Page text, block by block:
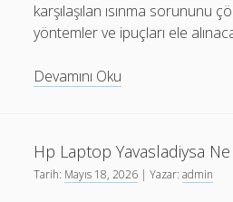
karşılaşılan ısınma sorununu
yöntemler ve ipuçları ele
Devamını Oku
Sorunu
İcin
En
Hp Laptop Yavasladiysa
Tarih: Mayıs 18, 2026 | Yazar:admin